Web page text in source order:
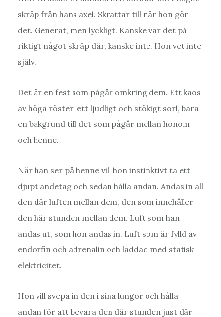
skräp från hans axel. Skrattar till när hon gör
det. Generat, men lyckligt. Kanske var det på
riktigt något skräp där, kanske inte. Hon vet inte
själv.
Det är en fest som pågår omkring dem. Ett kaos
av höga röster, ett ljudligt och stökigt sorl, bara
en bakgrund till det som pågår mellan honom
och henne.
När han ser på henne vill hon instinktivt ta ett
djupt andetag och sedan hålla andan. Andas in all
den där luften mellan dem, den som innehåller
den här stunden mellan dem. Luft som han
andas ut, som hon andas in. Luft som är fylld av
endorfin och adrenalin och laddad med statisk
elektricitet.
Hon vill svepa in den i sina lungor och hålla
andan för att bevara den där stunden just där